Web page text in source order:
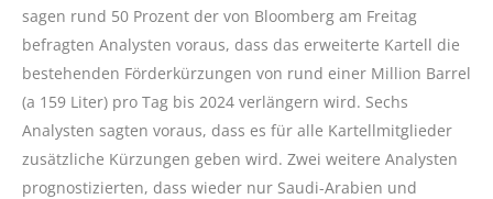
sagen rund 50 Prozent der von Bloomberg am Freitag
befragten Analysten voraus, dass das erweiterte Kartell die
bestehenden Förderkürzungen von rund einer Million Barrel
(a 159 Liter) pro Tag bis 2024 verlängern wird. Sechs
Analysten sagten voraus, dass es für alle Kartellmitglieder
zusätzliche Kürzungen geben wird. Zwei weitere Analysten
prognostizierten, dass wieder nur Saudi-Arabien und